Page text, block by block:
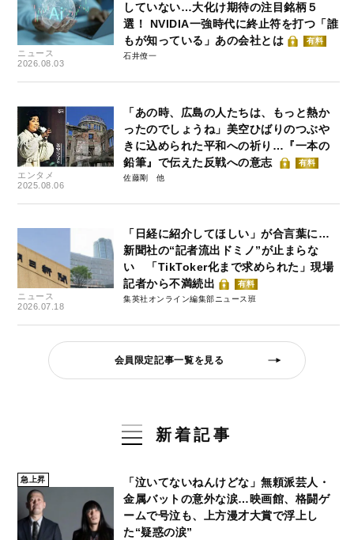
ニュース
2026.08.03
していない…大化け期待の注目銘柄５
選！ NVIDIA一強時代に終止符を打つ「誰
もが知っている」あの会社とは
有料
石井僚一
エンタメ
2025.08.06
「あの時、広島の人たちは、もっと熱か
ったのでしょうね」美空ひばりのつぶや
きに込められた平和への祈り…『一本の
鉛筆』で伝えた反戦への意志
有料
佐藤剛
ニュース
2026.07.18
「日経に紹介してほしい」が合言葉に…
新聞社の“記者流出ドミノ”が止まらな
い 「TikToker化まで求められた」現場
記者から不満続出
有料
集英社オンライン編集部ニュース班
会員限定記事一覧を見る
新着記事
急上昇
「泣いてないねんけどな」無頼派芸人・
金属バットの意外な涙…映画館、格闘ゲ
ームで号泣も、上方漫才大賞で浮上し
た“疑惑の涙”